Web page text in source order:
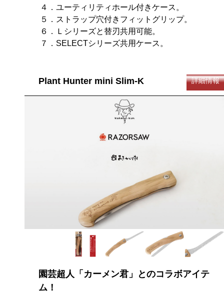
４．ユーティリティホール付きケース。
５．ストラップ穴付きフィットグリップ。
６．Ｌシリーズと替刃共用可能。
７．SELECTシリーズ共用ケース。
Plant Hunter mini Slim-K 詳細情報
園芸超人「カーメン君」とのコラボアイテ
ム！